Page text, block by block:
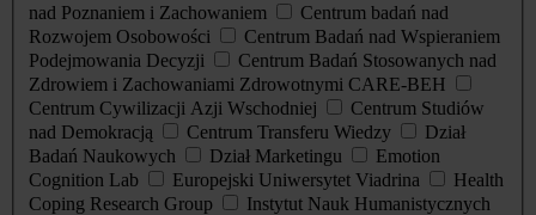
nad Poznaniem i Zachowaniem
Centrum badań nad
Rozwojem Osobowości
Centrum Badań nad Wspieraniem
Podejmowania Decyzji
Centrum Badań Stosowanych nad
Zdrowiem i Zachowaniami Zdrowotnymi CARE-BEH
Centrum Cywilizacji Azji Wschodniej
Centrum Studiów
nad Demokracją
Centrum Transferu Wiedzy
Dział
Badań Naukowych
Dział Marketingu
Emotion
Cognition Lab
Europejski Uniwersytet Viadrina
Health
Coping Research Group
Instytut Nauk Humanistycznych